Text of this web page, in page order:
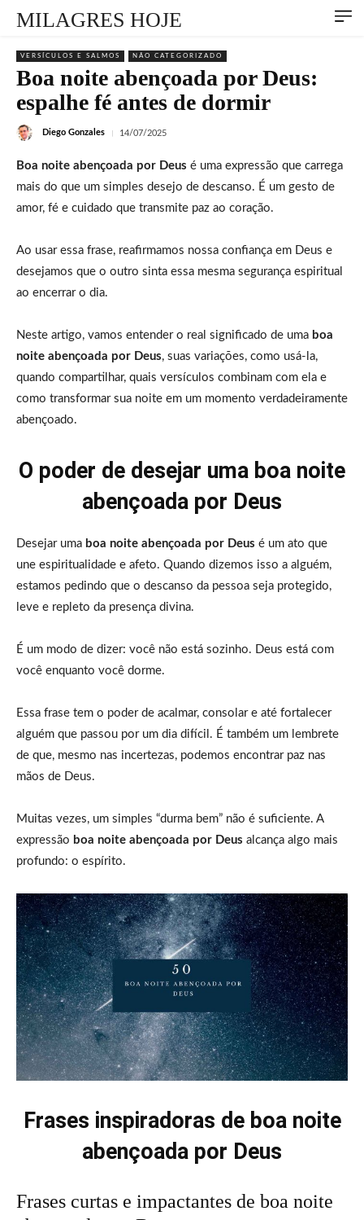
MILAGRES HOJE
VERSÍCULOS E SALMOS NÃO CATEGORIZADO
Boa noite abençoada por Deus:
espalhe fé antes de dormir
Diego Gonzales 14/07/2025
Boa noite abençoada por Deus é uma expressão que carrega
mais do que um simples desejo de descanso. É um gesto de
amor, fé e cuidado que transmite paz ao coração.
Ao usar essa frase, reafirmamos nossa confiança em Deus e
desejamos que o outro sinta essa mesma segurança espiritual
ao encerrar o dia.
Neste artigo, vamos entender o real significado de uma boa
noite abençoada por Deus, suas variações, como usá-la,
quando compartilhar, quais versículos combinam com ela e
como transformar sua noite em um momento verdadeiramente
abençoado.
O poder de desejar uma boa noite
abençoada por Deus
Desejar uma boa noite abençoada por Deus é um ato que
une espiritualidade e afeto. Quando dizemos isso a alguém,
estamos pedindo que o descanso da pessoa seja protegido,
leve e repleto da presença divina.
É um modo de dizer: você não está sozinho. Deus está com
você enquanto você dorme.
Essa frase tem o poder de acalmar, consolar e até fortalecer
alguém que passou por um dia difícil. É também um lembrete
de que, mesmo nas incertezas, podemos encontrar paz nas
mãos de Deus.
Muitas vezes, um simples “durma bem” não é suficiente. A
expressão boa noite abençoada por Deus alcança algo mais
profundo: o espírito.
Frases inspiradoras de boa noite
abençoada por Deus
Frases curtas e impactantes de boa noite